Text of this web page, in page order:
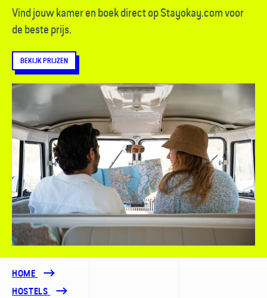
Vind jouw kamer en boek direct op Stayokay.com voor
de beste prijs.
BEKIJK PRIJZEN
HOME
HOSTELS